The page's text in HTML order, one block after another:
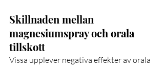
Skillnaden mellan
magnesiumspray och orala
tillskott
Vissa upplever negativa effekter av orala